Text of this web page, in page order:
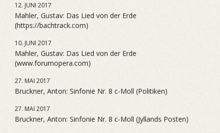
12. JUNI 2017
Mahler, Gustav: Das Lied von der Erde
(https://bachtrack.com)
10. JUNI 2017
Mahler, Gustav: Das Lied von der Erde
(www.forumopera.com)
27. MAI 2017
Bruckner, Anton: Sinfonie Nr. 8 c-Moll (Politiken)
27. MAI 2017
Bruckner, Anton: Sinfonie Nr. 8 c-Moll (Jyllands Posten)